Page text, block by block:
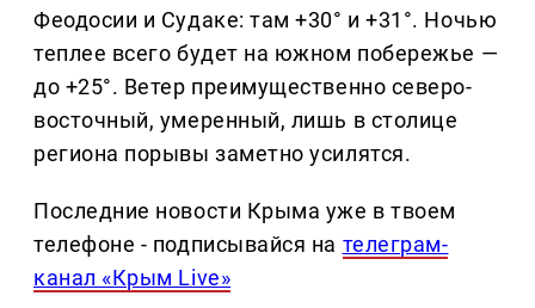
Феодосии и Судаке: там +30° и +31°. Ночью
теплее всего будет на южном побережье —
до +25°. Ветер преимущественно северо-
восточный, умеренный, лишь в столице
региона порывы заметно усилятся.
Последние новости Крыма уже в твоем
телефоне - подписывайся на телеграм-
канал «Крым Live»